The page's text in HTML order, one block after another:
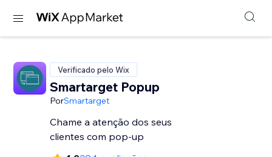
Verificado pelo Wix
Smartarget Popup
PorSmartarget
Chame a atenção dos seus
clientes com pop-up